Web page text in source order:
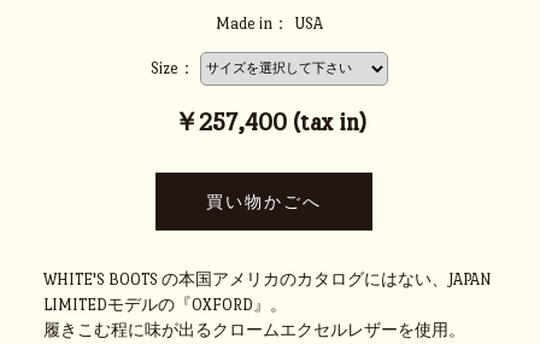
Made in：
USA
Size：
￥257,400 (tax in)
WHITE'S BOOTS の本国アメリカのカタログにはない、JAPAN
LIMITEDモデルの『OXFORD』。
履きこむ程に味が出るクロームエクセルレザーを使用。